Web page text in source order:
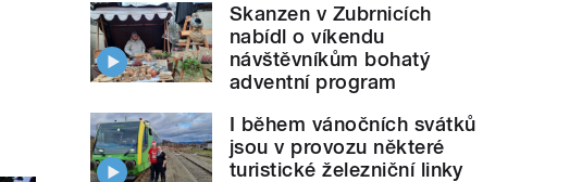
Skanzen v Zubrnicích
nabídl o víkendu
návštěvníkům bohatý
adventní program
I během vánočních svátků
jsou v provozu některé
turistické železniční linky